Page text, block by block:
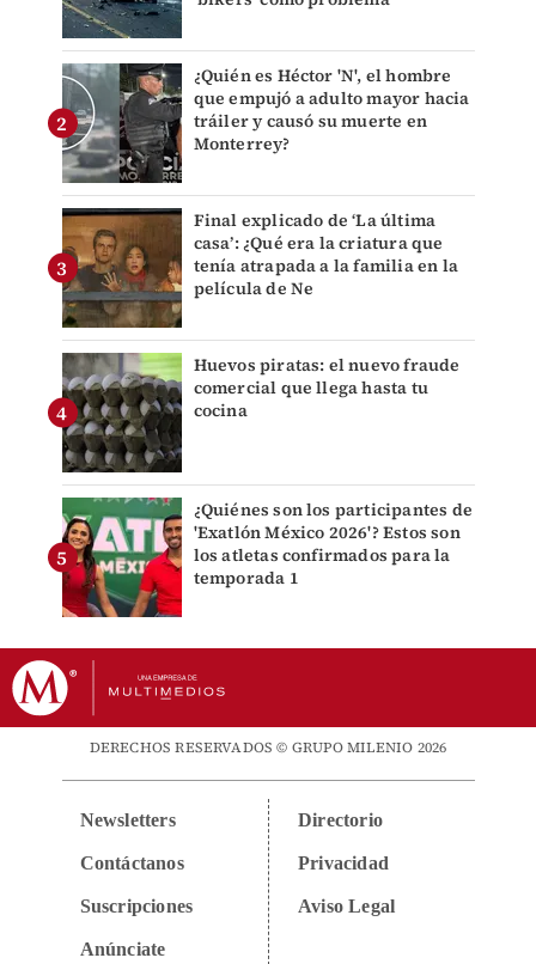
¿Quién es Héctor 'N', el hombre
que empujó a adulto mayor hacia
tráiler y causó su muerte en
Monterrey?
Final explicado de ‘La última
casa’: ¿Qué era la criatura que
tenía atrapada a la familia en la
película de Ne
Huevos piratas: el nuevo fraude
comercial que llega hasta tu
cocina
¿Quiénes son los participantes de
'Exatlón México 2026'? Estos son
los atletas confirmados para la
temporada 1
DERECHOS RESERVADOS © GRUPO MILENIO 2026
Newsletters
Contáctanos
Suscripciones
Anúnciate
Directorio
Privacidad
Aviso Legal